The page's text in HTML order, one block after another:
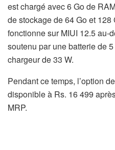
est chargé avec 6 Go de
de stockage de 64 Go et 128
fonctionne sur MIUI 12.5 au-
soutenu par une batterie de
chargeur de 33 W.
Pendant ce temps, l’option
disponible à Rs. 16 499
MRP.